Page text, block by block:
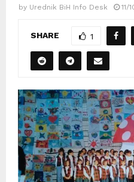
by Urednik BiH Info Desk 11/
SHARE 1